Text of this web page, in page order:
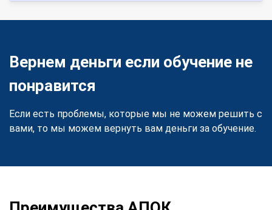
Вернем деньги если обучение не
понравится
Если есть проблемы, которые мы не можем решить с
вами, то мы можем вернуть вам деньги за обучение.